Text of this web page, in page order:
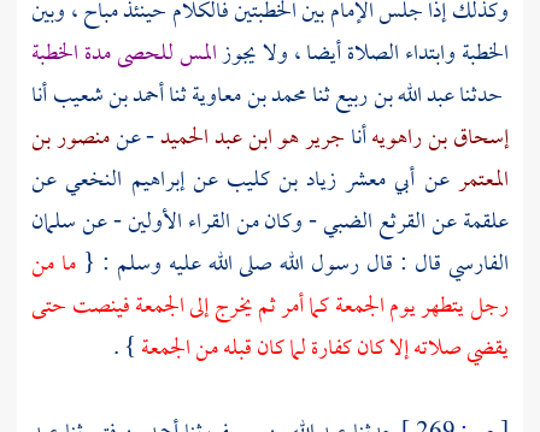
وكذلك إذا جلس الإمام بين الخطبتين فالكلام حينئذ مباح ، وبين
الخطبة وابتداء الصلاة أيضا ، ولا يجوزالمس للحصى مدة الخطبة
حدثناعبد الله بن ربيعثنامحمد بن معاويةثناأحمد بن شعيبأنا
إسحاق بن راهويهأناجرير هو ابن عبد الحميد- عنمنصور بن
المعتمرعن أبي معشر زياد بن كليبعنإبراهيم النخعيعن
علقمةعنالقرثع الضبي- وكان من القراء الأولين - عنسلمان
الفارسيقال : قال رسول الله صلى الله عليه وسلم : { ما من
رجل يتطهر يوم الجمعة كما أمر ثم يخرج إلى الجمعة فينصت حتى
يقضي صلاته إلا كان كفارة لما كان قبله من الجمعة} .